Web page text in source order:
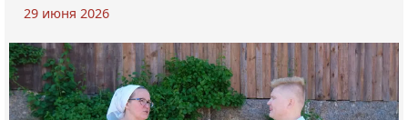
29 июня 2026